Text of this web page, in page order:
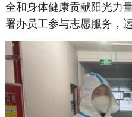
全和身体健康贡献阳光力
署办员工参与志愿服务，